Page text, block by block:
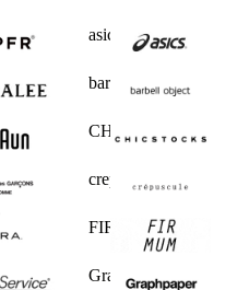
asics
barbell object
CHICSTOCKS
crepuscule
FIRMUM
Graphpaper